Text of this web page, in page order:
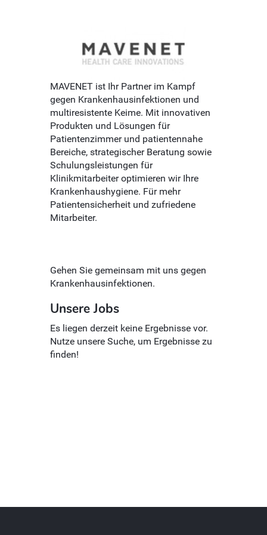
MAVENET ist Ihr Partner im Kampf
gegen Krankenhausinfektionen und
multiresistente Keime. Mit innovativen
Produkten und Lösungen für
Patientenzimmer und patientennahe
Bereiche, strategischer Beratung sowie
Schulungsleistungen für
Klinikmitarbeiter optimieren wir Ihre
Krankenhaushygiene. ​Für mehr
Patientensicherheit und zufriedene
Mitarbeiter.
Gehen Sie gemeinsam mit uns gegen
Krankenhausinfektionen.
Unsere Jobs
Es liegen derzeit keine Ergebnisse vor.
Nutze unsere Suche, um Ergebnisse zu
finden!